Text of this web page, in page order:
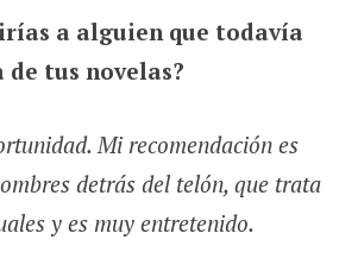
a alguien que todavía
tus novelas?
Mi recomendación es
detrás del telón, que trata
y es muy entretenido.